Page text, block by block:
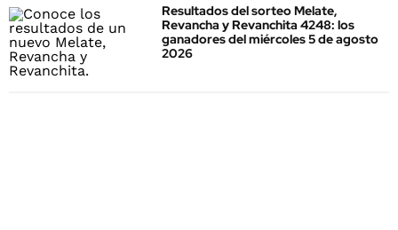
Resultados del sorteo Melate,
Revancha y Revanchita 4248: los
ganadores del miércoles 5 de agosto
2026